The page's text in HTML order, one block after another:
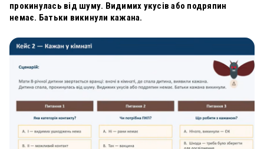
прокинулась від шуму. Видимих укусів або подряпин
немає. Батьки викинули кажана.